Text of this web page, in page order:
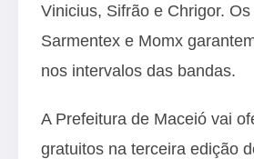
Vinicius, Sifrão e Chrigor.
Sarmentex e Momx
nos intervalos das bandas.
A Prefeitura de Maceió vai
gratuitos na terceira edição